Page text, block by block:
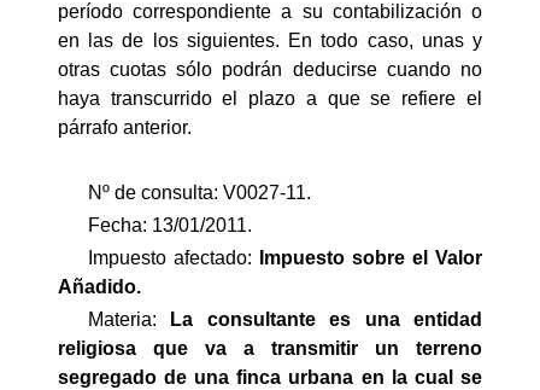
período correspondiente a su contabilización o
en las de los siguientes. En todo caso, unas y
otras cuotas sólo podrán deducirse cuando no
haya transcurrido el plazo a que se refiere el
párrafo anterior.
Nº de consulta: V0027-11.
Fecha: 13/01/2011.
Impuesto afectado:
Impuesto sobre el Valor
Añadido.
Materia:
La consultante es una entidad
religiosa que va a transmitir un terreno
segregado de una finca urbana en la cual se